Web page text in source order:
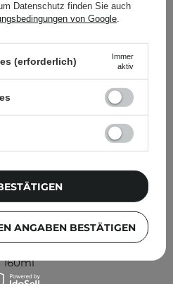
C Vitamin E Facial Toner -
und den Vitaminen C und E
160ml
Datenschutz finden Sie auch
von Google
(erforderlich)
Immer
aktiv
ANGABEN BESTÄTIGEN